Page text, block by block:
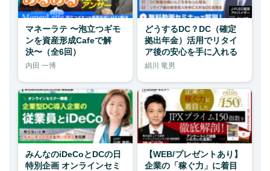
マネーラテ 〜泡立つギモ
ンを資産形成Cafeで解
決〜（全6回）
内田 一博
どうするDC？DC（確定
拠出年金）活用でリタイ
ア後の安心を手に入れる
絹川 竜男
みんなのiDeCoとDCの日
特別企画 オンラインセミ
【WEB/プレゼントあり】
企業の「稼ぐ力」に着目